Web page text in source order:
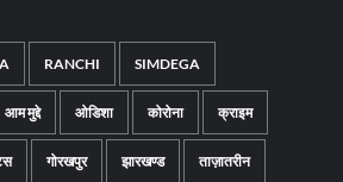
RANCHI SIMDEGA
आम मुद्दे ओडिशा कोरोना क्राइम
गोरखपुर झारखण्ड ताज़ातरीन